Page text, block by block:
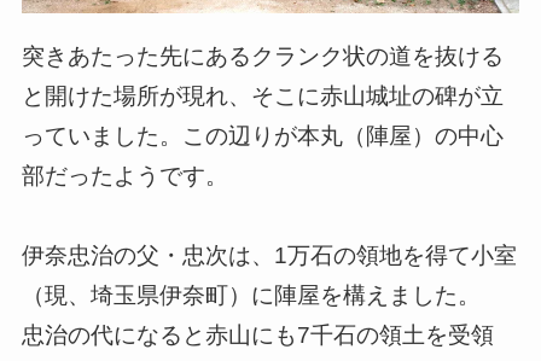
突きあたった先にあるクランク状の道を抜ける
と開けた場所が現れ、そこに赤山城址の碑が立
っていました。この辺りが本丸（陣屋）の中心
部だったようです。
伊奈忠治の父・忠次は、1万石の領地を得て小室
（現、埼玉県伊奈町）に陣屋を構えました。
忠治の代になると赤山にも7千石の領土を受領